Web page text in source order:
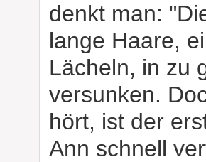
denkt man:
lange Haare,
Lächeln, in zu
versunken.
hört, ist der
Ann schnell